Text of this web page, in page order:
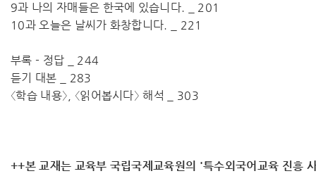
9과 나의 자매들은 한국에 있습니다. _ 201
10과 오늘은 날씨가 화창합니다. _ 221
부록 - 정답 _ 244
듣기 대본 _ 283
〈학습 내용〉, 〈읽어봅시다〉 해석 _ 303
++본 교재는 교육부 국립국제교육원의 '특수외국어교육 진흥